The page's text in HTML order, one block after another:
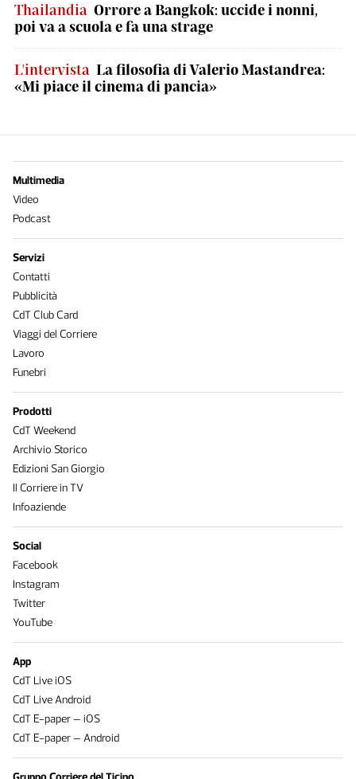
Thailandia Orrore a Bangkok: uccide i nonni,
poi va a scuola e fa una strage
L'intervista La filosofia di Valerio Mastandrea:
«Mi piace il cinema di pancia»
Multimedia
Video
Podcast
Servizi
Contatti
Pubblicità
CdT Club Card
Viaggi del Corriere
Lavoro
Funebri
Prodotti
CdT Weekend
Archivio Storico
Edizioni San Giorgio
Il Corriere in TV
Infoaziende
Social
Facebook
Instagram
Twitter
YouTube
App
CdT Live iOS
CdT Live Android
CdT E-paper – iOS
CdT E-paper – Android